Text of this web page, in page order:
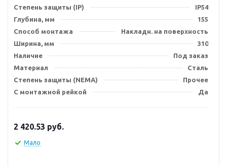
Степень защиты (IP)
IP54
Глубина, мм
155
Способ монтажа
Накладн. на поверхность
Ширина, мм
310
Наличие
Под заказ
Материал
Сталь
Степень защиты (NEMA)
Прочее
С монтажной рейкой
Да
2 420.53 руб.
Мало